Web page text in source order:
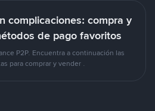
complicaciones: compra y
de pago favoritos
P2P. Encuentra a continuación las
para comprar y vender .